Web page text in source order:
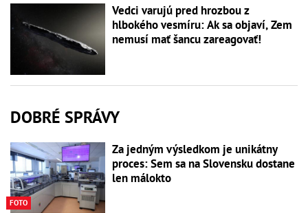
Vedci varujú pred hrozbou z
hlbokého vesmíru: Ak sa objaví, Zem
nemusí mať šancu zareagovať!
DOBRÉ SPRÁVY
FOTO
Za jedným výsledkom je unikátny
proces: Sem sa na Slovensku dostane
len málokto